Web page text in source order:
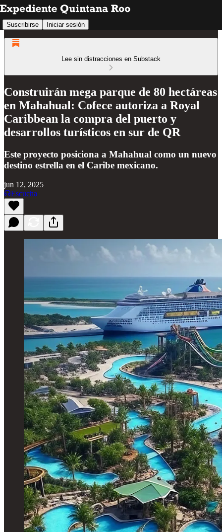
Suscribirse Iniciar sesión
Lee sin distracciones en Substack
Construirán mega parque de 80 hectáreas
en Mahahual: Cofece autoriza a Royal
Caribbean la compra del puerto y
desarrollos turísticos en sur de QR
Este proyecto posiciona a Mahahual como un nuevo
destino estrella en el Caribe mexicano.
jun 12, 2025
Escucha